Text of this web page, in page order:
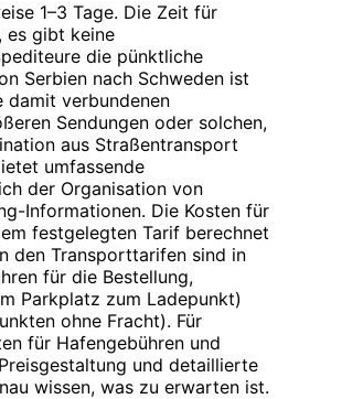
1–3 Tage. Die Zeit für
es gibt keine
die pünktliche
Serbien nach Schweden ist
damit verbundenen
Sendungen oder solchen,
aus Straßentransport
umfassende
der Organisation von
Informationen. Die Kosten für
festgelegten Tarif berechnet
den Transporttarifen sind in
für die Bestellung,
Parkplatz zum Ladepunkt)
ohne Fracht). Für
für Hafengebühren und
und detaillierte
wissen, was zu erwarten ist.